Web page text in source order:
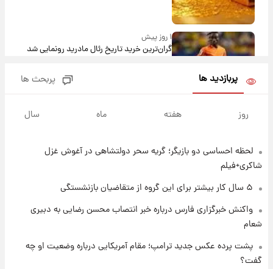
۱ روز پیش
گران‌ترین خرید تاریخ رئال مادرید رونمایی شد
روزها پربارش‌تر خواهند بود؟
۱ روز پیش
۱ روز پیش
پربازدید ها پربحث ها
روز هفته ماه سال
لحظه احساسی دو بازیگر؛ گریه سحر دولتشاهی در آغوش غزل
شاکری+فیلم
۵ سال کار بیشتر برای این گروه از متقاضیان بازنشستگی
واکنش خبرگزاری فارس درباره خبر انتصاب محسن رضایی به دبیری
شعام
پشت پرده عکس جدید ترامپ؛ مقام آمریکایی درباره وضعیت او چه
گفت؟